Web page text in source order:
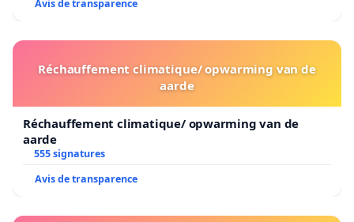
Avis de transparence
Réchauffement climatique/ opwarming van de
aarde
Réchauffement climatique/ opwarming van de
aarde
555 signatures
Avis de transparence